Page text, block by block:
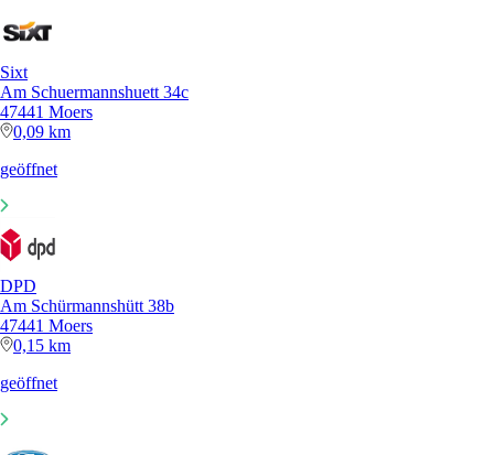
Sixt
Am Schuermannshuett 34c
47441 Moers
0,09 km
geöffnet
DPD
Am Schürmannshütt 38b
47441 Moers
0,15 km
geöffnet